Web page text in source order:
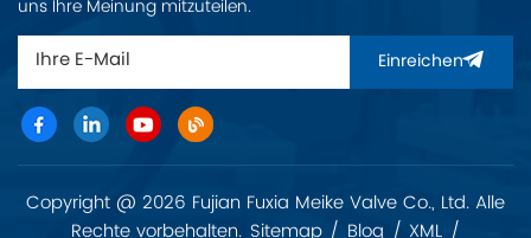
uns Ihre Meinung mitzuteilen.
Einreichen
Copyright @ 2026 Fujian Fuxia Meike Valve Co., Ltd. Alle
Rechte vorbehalten. Sitemap / Blog / XML /